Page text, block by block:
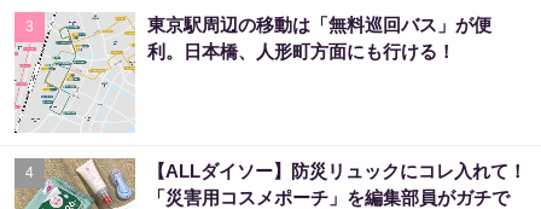
3
東京駅周辺の移動は「無料巡回バス」が便
利。日本橋、人形町方面にも行ける！
4
【ALLダイソー】防災リュックにコレ入れて！
「災害用コスメポーチ」を編集部員がガチで